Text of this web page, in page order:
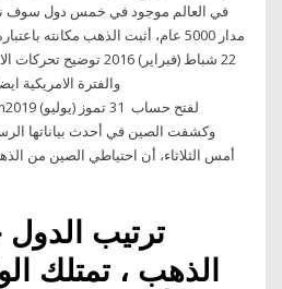
في العالم موجود في خمس دول سوف
مدار 5000 عام، أثبت الذهب مكانته
22 شباط (فبراير) 2016
والفترة الامريكية
وكشفت الصين في أحدث بياناتها
ترتيب
الذهب ، تمتلك